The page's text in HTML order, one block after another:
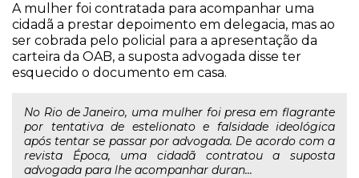
A mulher foi contratada para acompanhar uma
cidadã a prestar depoimento em delegacia, mas ao
ser cobrada pelo policial para a apresentação da
carteira da OAB, a suposta advogada disse ter
esquecido o documento em casa.
No Rio de Janeiro, uma mulher foi presa em flagrante
por tentativa de estelionato e falsidade ideológica
após tentar se passar por advogada. De acordo com a
revista Época, uma cidadã contratou a suposta
advogada para lhe acompanhar duran...